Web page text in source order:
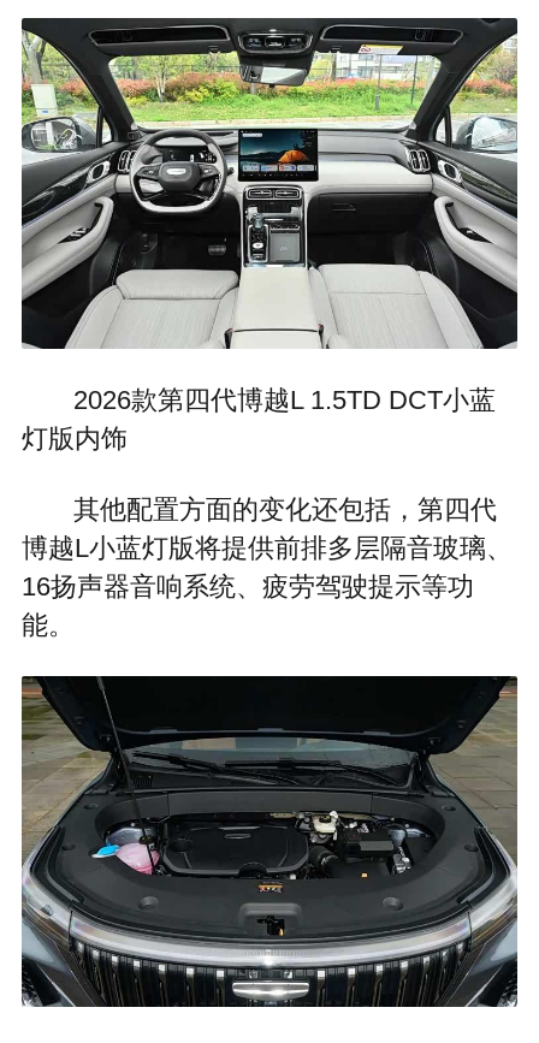
2026款第四代博越L 1.5TD DCT小蓝
灯版内饰
其他配置方面的变化还包括，第四代
博越L小蓝灯版将提供前排多层隔音玻璃、
16扬声器音响系统、疲劳驾驶提示等功
能。